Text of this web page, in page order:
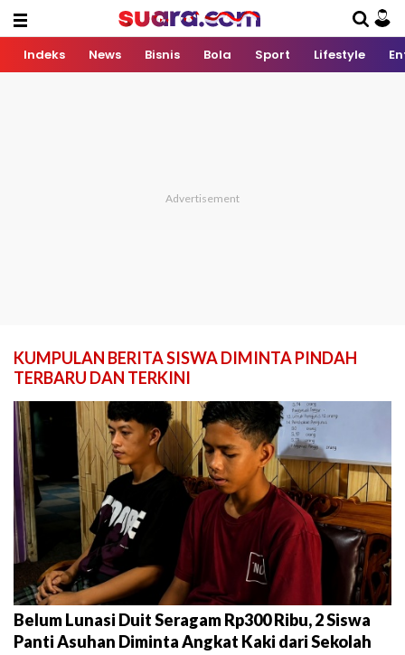
Indeks News Bisnis Bola Sport Lifestyle
KUMPULAN BERITA SISWA DIMINTA PINDAH
TERBARU DAN TERKINI
Belum Lunasi Duit Seragam Rp300 Ribu, 2 Siswa
Panti Asuhan Diminta Angkat Kaki dari Sekolah